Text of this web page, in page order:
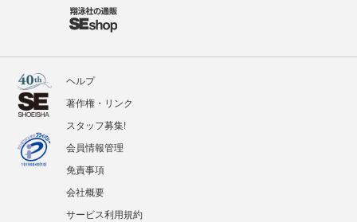
ヘルプ
著作権・リンク
スタッフ募集!
会員情報管理
免責事項
会社概要
サービス利用規約